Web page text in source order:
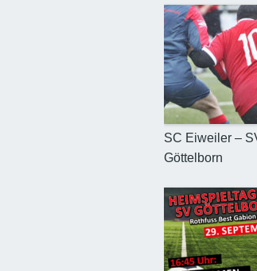
SC Eiweiler –
Göttelborn